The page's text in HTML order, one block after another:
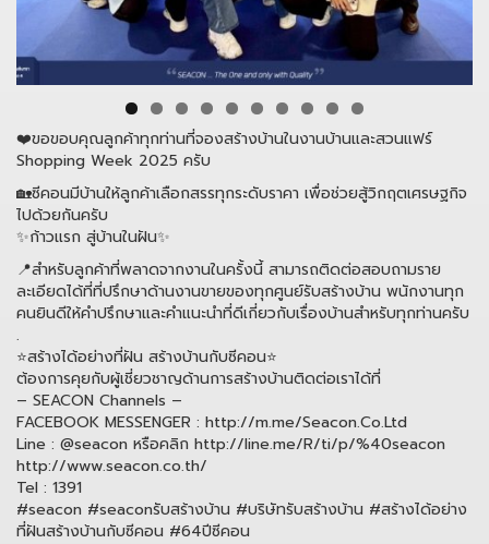
❤️ขอขอบคุณลูกค้าทุกท่านที่จองสร้างบ้านในงานบ้านและสวนแฟร์
Shopping Week 2025 ครับ
🏡ซีคอนมีบ้านให้ลูกค้าเลือกสรรทุกระดับราคา เพื่อช่วยสู้วิกฤตเศรษฐกิจ
ไปด้วยกันครับ
✨️ก้าวแรก สู่บ้านในฝัน✨️
📍สำหรับลูกค้าที่พลาดจากงานในครั้งนี้ สามารถติดต่อสอบถามราย
ละเอียดได้ที่ที่ปรึกษาด้านงานขายของทุกศูนย์รับสร้างบ้าน พนักงานทุก
คนยินดีให้คำปรึกษาและคำแนะนำที่ดีเกี่ยวกับเรื่องบ้านสำหรับทุกท่านครับ
.
⭐️สร้างได้อย่างที่ฝัน สร้างบ้านกับซีคอน⭐️
ต้องการคุยกับผู้เชี่ยวชาญด้านการสร้างบ้านติดต่อเราได้ที่
– SEACON Channels –
FACEBOOK MESSENGER : http://m.me/Seacon.Co.Ltd
Line : @seacon หรือคลิก http://line.me/R/ti/p/%40seacon
http://www.seacon.co.th/
Tel : 1391
#seacon #seaconรับสร้างบ้าน #บริษัทรับสร้างบ้าน #สร้างได้อย่าง
ที่ฝันสร้างบ้านกับซีคอน #64ปีซีคอน